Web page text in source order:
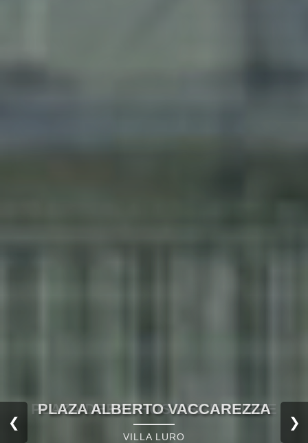
PLAZA DERECHOS DEL HOMBRE
VILLA LURO
❮ ❯